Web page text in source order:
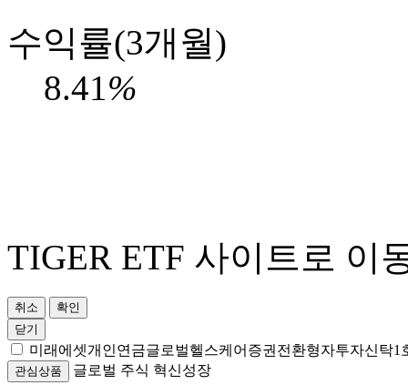
수익률(3개월)
8.41%
TIGER ETF 사이트로 이
취소
확인
닫기
미래에셋개인연금글로벌헬스케어증권전환형자투자신탁1
관심상품 글로벌 주식 혁신성장